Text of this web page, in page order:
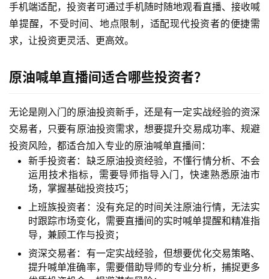
手机端适配，投资者可通过手机随时随地观看直播、接收喊
单提醒，不受时间、地点限制，适配现代投资者的便捷需
求，让投资更灵活、更高效。
原油喊单直播间适合哪些投资者？
无论是刚入门的原油投资新手，还是有一定实战经验的资深
交易者，只要有原油投资需求，想要提升交易成功率、规避
投资风险，都适合加入专业的原油喊单直播间：
新手投资者：缺乏原油投资经验，不懂行情分析、不会
运用技术指标，需要导师指导入门，快速熟悉原油市
场，掌握基础投资技巧；
上班族投资者：没有充足的时间关注原油行情，无法实
时跟踪市场变化，需要直播间的实时喊单提醒和精准指
导，兼顾工作与投资；
资深交易者：有一定实战经验，但想要优化交易策略、
提升喊单准确率，需要借助导师的专业分析，捕捉更多